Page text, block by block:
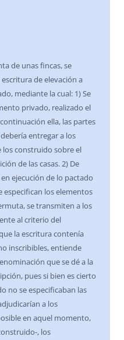
de unas fincas, se
de elevación a
mediante la cual: 1) Se
privado, realizado el
ella, las partes
entregar a los
los construido sobre el
de las casas. 2) De
ejecución de lo pactado
los elementos
se transmiten a los
al criterio del
la escritura contenía
inscribibles, entiende
que se dé a la
pues si bien es cierto
no se especificaban las
a los
en aquel momento,
, los